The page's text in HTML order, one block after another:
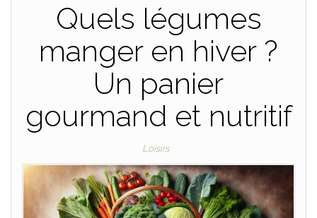
Quels légumes
manger en hiver ?
Un panier
gourmand et nutritif
Loisirs